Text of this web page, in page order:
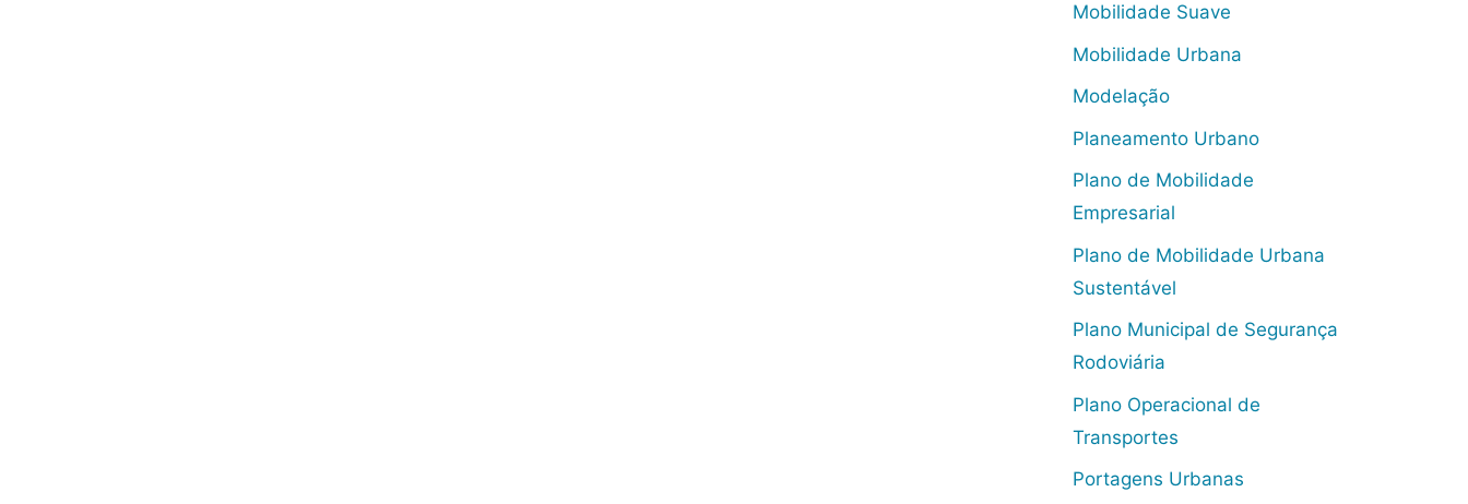
Mobilidade Suave
Mobilidade Urbana
Modelação
Planeamento Urbano
Plano de Mobilidade
Empresarial
Plano de Mobilidade Urbana
Sustentável
Plano Municipal de Segurança
Rodoviária
Plano Operacional de
Transportes
Portagens Urbanas